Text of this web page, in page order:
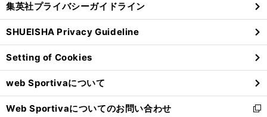
る
い
ウ
ィ
ン
ド
ウ
で
開
く
集英社プライバシーガイドライン
SHUEISHA Privacy Guideline
Setting of Cookies
web Sportivaについて
Web Sportivaについてのお問い合わせ
新